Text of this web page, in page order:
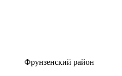
Фрунзенский район